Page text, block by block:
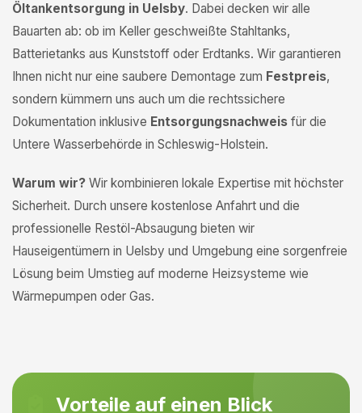
Öltankentsorgung in Uelsby. Dabei decken wir alle
Bauarten ab: ob im Keller geschweißte Stahltanks,
Batterietanks aus Kunststoff oder Erdtanks. Wir garantieren
Ihnen nicht nur eine saubere Demontage zum Festpreis,
sondern kümmern uns auch um die rechtssichere
Dokumentation inklusive Entsorgungsnachweis für die
Untere Wasserbehörde in Schleswig-Holstein.
Warum wir? Wir kombinieren lokale Expertise mit höchster
Sicherheit. Durch unsere kostenlose Anfahrt und die
professionelle Restöl-Absaugung bieten wir
Hauseigentümern in Uelsby und Umgebung eine sorgenfreie
Lösung beim Umstieg auf moderne Heizsysteme wie
Wärmepumpen oder Gas.
Vorteile auf einen Blick